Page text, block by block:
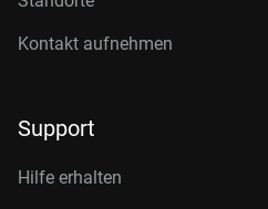
Kontakt aufnehmen
Support
Hilfe erhalten